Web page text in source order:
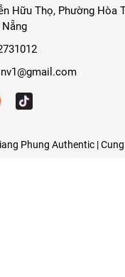
Hữu Thọ, Phường Hòa
Phung Authentic |